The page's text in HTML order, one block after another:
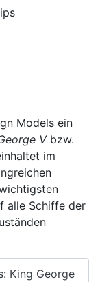
Models ein
Vbzw.
im
alle Schiffe der
King George